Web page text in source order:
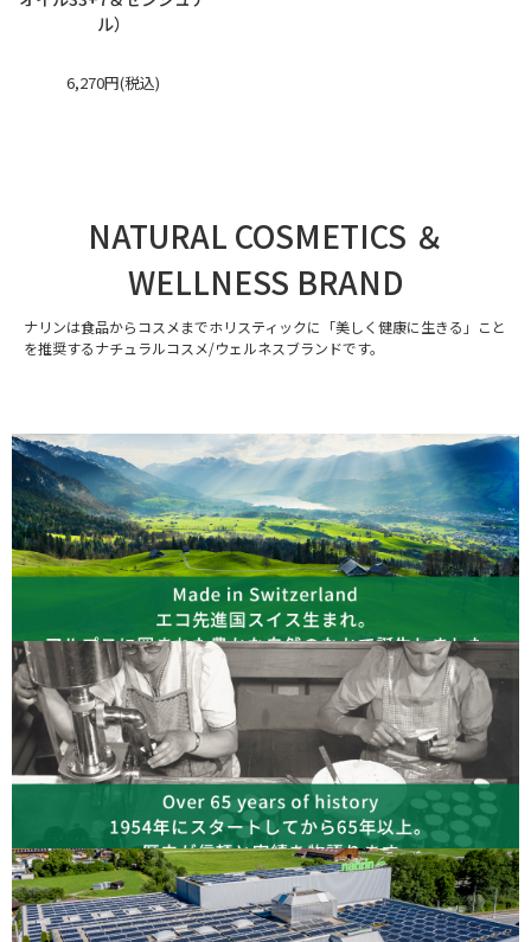
ル）
6,270円(税込)
NATURAL COSMETICS ＆
WELLNESS BRAND
ナリンは食品からコスメまでホリスティックに「美しく健康に生きる」こと
を推奨するナチュラルコスメ/ウェルネスブランドです。